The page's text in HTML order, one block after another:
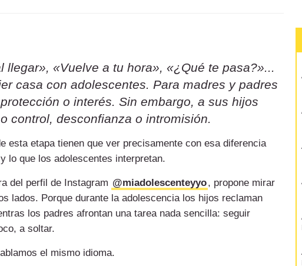
«Vuelve a tu hora», «¿Qué te pasa?»...
casa con adolescentes. Para madres y padres
o interés. Sin embargo, a sus hijos
control, desconfianza o intromisión.
esta etapa tienen que ver precisamente con esa diferencia
lo que los adolescentes interpretan.
del perfil de Instagram @miadolescenteyyo, propone mirar
lados. Porque durante la adolescencia los hijos reclaman
los padres afrontan una tarea nada sencilla: seguir
a soltar.
el mismo idioma.